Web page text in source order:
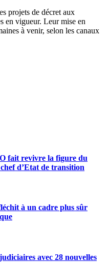
projets de décret aux
en vigueur. Leur mise en
à venir, selon les canaux
fait revivre la figure du
d’Etat de transition
à un cadre plus sûr
avec 28 nouvelles